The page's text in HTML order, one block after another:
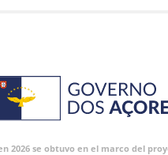
se obtuvo en el marco del